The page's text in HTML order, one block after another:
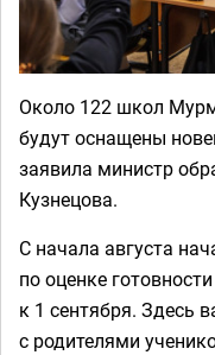
Около 122 школ
будут оснащены
заявила министр
Кузнецова.
С начала августа
по оценке
к 1 сентября. Здесь
с родителями